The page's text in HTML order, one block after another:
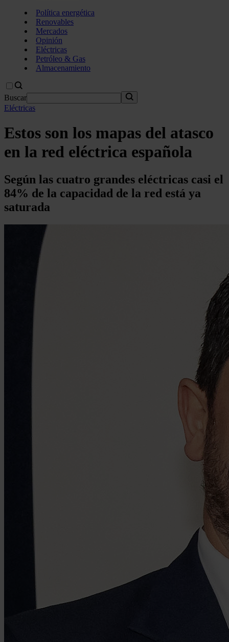
Política energética
Renovables
Mercados
Opinión
Eléctricas
Petróleo & Gas
Almacenamiento
Buscar
Eléctricas
Estos son los mapas del atasco
en la red eléctrica española
Según las cuatro grandes eléctricas casi el
84% de la capacidad de la red está ya
saturada